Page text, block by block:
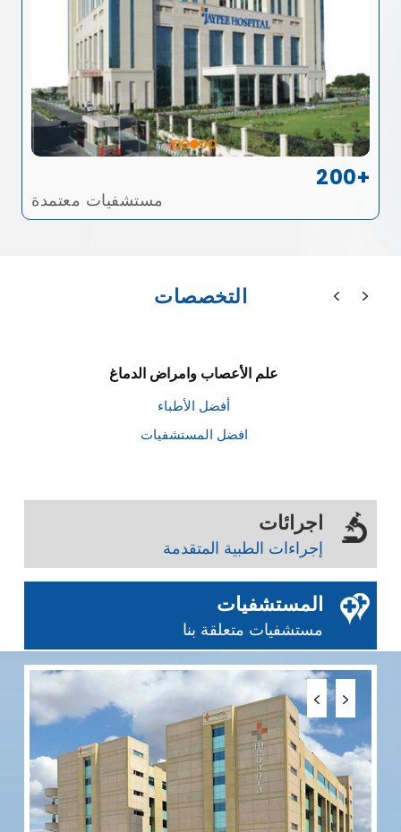
200+
مستشفيات معتمدة
التخصصات
علم الأعصاب وامراض الدماغ
أفضل الأطباء
افضل المستشفيات
اجرائات
إجراءات الطبية المتقدمة
المستشفيات
مستشفيات متعلقة بنا